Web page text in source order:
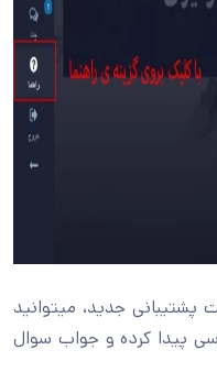
پشتیبانی جدید، میتوانید
پیدا کرده و جواب سوال